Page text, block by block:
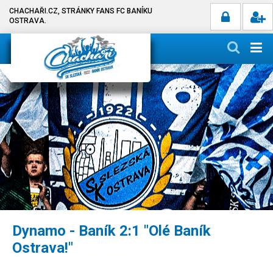
CHACHAŘI.CZ, STRÁNKY FANS FC BANÍKU
OSTRAVA.
Dynamo - Baník 2:1 "Olé Baník
Ostrava!"